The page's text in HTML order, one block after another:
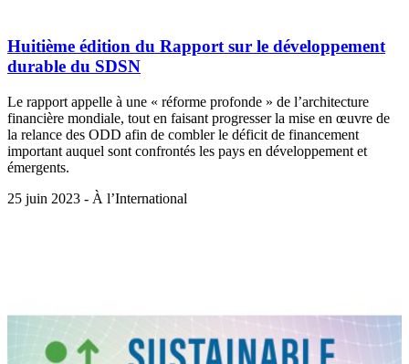
Huitième édition du Rapport sur le développement
durable du SDSN
Le rapport appelle à une « réforme profonde » de l’architecture
financière mondiale, tout en faisant progresser la mise en œuvre de
la relance des ODD afin de combler le déficit de financement
important auquel sont confrontés les pays en développement et
émergents.
25 juin 2023 - À l’International